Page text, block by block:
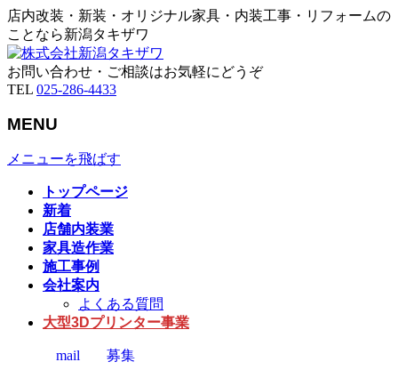
店内改装・新装・オリジナル家具・内装工事・リフォームの
ことなら新潟タキザワ
お問い合わせ・ご相談はお気軽にどうぞ
TEL 025-286-4433
MENU
メニューを飛ばす
トップページ
新着
店舗内装業
家具造作業
施工事例
会社案内
よくある質問
大型3Dプリンター事業
mail 募集